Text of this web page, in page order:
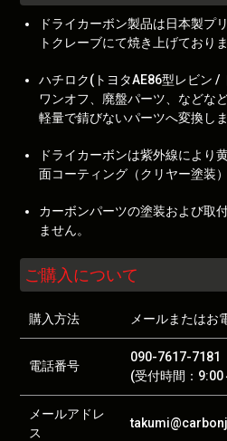
ドライカーボン製品は日本製プ
トクレーブにて焼き上げておりま
ハチロク(トヨタAE86型レビン /
ワンオフ、廃盤パーツ、などな
軽量で錆びないパーツへ変換し
ドライカーボンは紫外線により
面コーティング（クリヤー塗装
カーボンパーツの塗装および取
ません。
ご購入について
購入方法 メールまたはお
電話番号
090-7617-7181
(受付時間：
メールアドレ
ス